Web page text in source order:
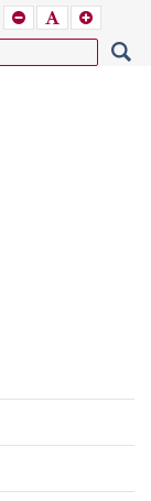
KISEBB
BETŰTÍPUS
BEÁLLÍTÁSA
BETŰMÉRET
BEÁLLÍTÁSA